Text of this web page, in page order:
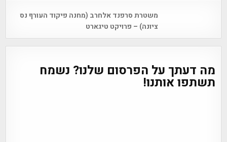
navigationמשטרת סרפנד אלחרב (מחנה פיקוד העורף נס
ציונה) – פרויקט טיגארט
מה דעתך על הפרסום שלנו? נשמח
תשתפו אותנו!